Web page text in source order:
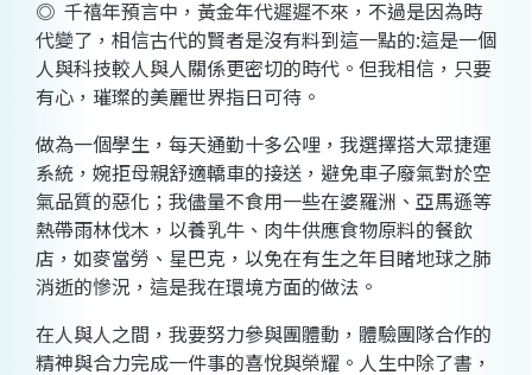
◎ 千禧年預言中，黃金年代遲遲不來，不過是因為時
代變了，相信古代的賢者是沒有料到這一點的:這是一個
人與科技較人與人關係更密切的時代。但我相信，只要
有心，璀璨的美麗世界指日可待。
做為一個學生，每天通勤十多公哩，我選擇搭大眾捷運
系統，婉拒母親舒適轎車的接送，避免車子廢氣對於空
氣品質的惡化；我儘量不食用一些在婆羅洲、亞馬遜等
熱帶雨林伐木，以養乳牛、肉牛供應食物原料的餐飲
店，如麥當勞、星巴克，以免在有生之年目睹地球之肺
消逝的慘況，這是我在環境方面的做法。
在人與人之間，我要努力參與團體動，體驗團隊合作的
精神與合力完成一件事的喜悅與榮耀。人生中除了書，